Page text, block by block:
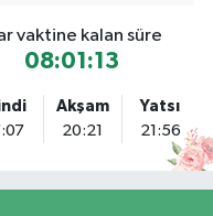
A Gültepe Kağıthane
vaktine kalan süre
08:01:12
Akşam
20:21
Yatsı
21:56